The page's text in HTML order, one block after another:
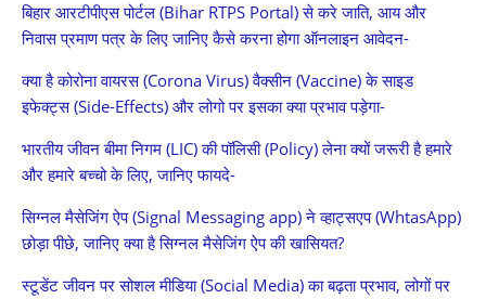
बिहार आरटीपीएस पोर्टल (Bihar RTPS Portal) से करे जाति, आय और
निवास प्रमाण पत्र के लिए जानिए कैसे करना होगा ऑनलाइन आवेदन-
क्या है कोरोना वायरस (Corona Virus) वैक्सीन (Vaccine) के साइड
इफेक्ट्स (Side-Effects) और लोगो पर इसका क्या प्रभाव पड़ेगा-
भारतीय जीवन बीमा निगम (LIC) की पॉलिसी (Policy) लेना क्यों जरूरी है हमारे
और हमारे बच्चो के लिए, जानिए फायदे-
सिग्नल मैसेजिंग ऐप (Signal Messaging app) ने व्हाट्सएप (WhtasApp)
छोड़ा पीछे, जानिए क्या है सिग्नल मैसेजिंग ऐप की खासियत?
स्टूडेंट जीवन पर सोशल मीडिया (Social Media) का बढ़ता प्रभाव, लोगों पर